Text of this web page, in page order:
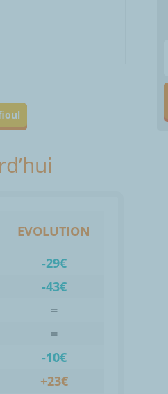
EVOLUTION
-29€
-43€
=
=
-10€
+23€